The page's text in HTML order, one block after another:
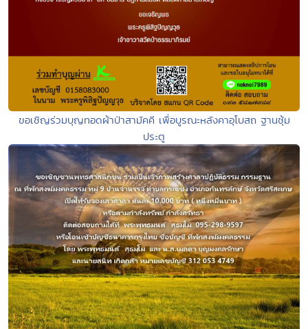
ขอเชิญร่วมบุญทอดผ้าป่าสามัคคี เพื่อบูรณะหลังคาอุโบสถ ฐานซุ้ม
ประตู